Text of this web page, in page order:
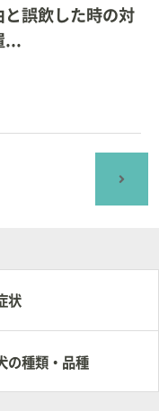
と誤飲した時の対
...
状
の種類・品種